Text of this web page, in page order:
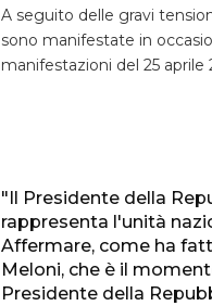
A seguito delle gravi
sono manifestate in
manifestazioni del 25 aprile
"Il Presidente della
rappresenta l'unità
Affermare, come ha
Meloni, che è il
Presidente della